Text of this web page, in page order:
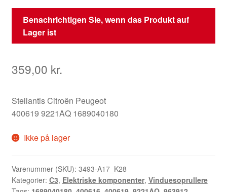
Benachrichtigen Sie, wenn das Produkt auf
Lager ist
359,00 kr.
Stellantis Citroën Peugeot
400619 9221AQ 1689040180
Ikke på lager
Varenummer (SKU): 3493-A17_K28
Kategorier: C3, Elektriske komponenter, Vinduesoprullere